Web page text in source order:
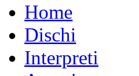
Home
Dischi
Interpreti